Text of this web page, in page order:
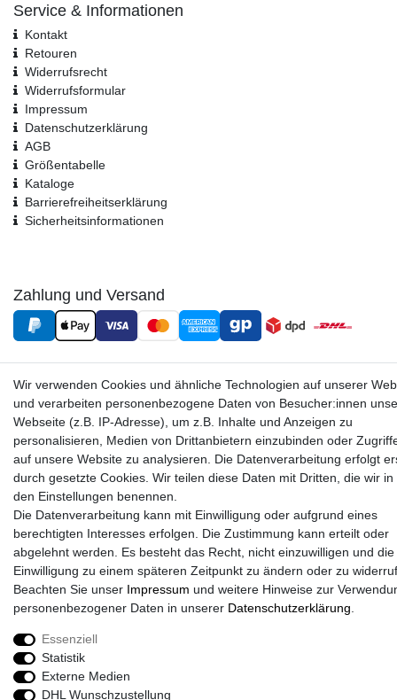
Service & Informationen
Kontakt
Retouren
Widerrufsrecht
Widerrufs­formular
Impressum
Daten­schutz­erklärung
AGB
Größentabelle
Kataloge
Barrierefreiheitserklärung
Sicherheitsinformationen
Zahlung und Versand
Sport-Versand24 Community
Sport-Versand24 Team Fan-Shop´s & Partner
Wir verwenden Cookies und ähnliche Technologien auf unserer
und verarbeiten personenbezogene Daten von Besucher:innen
Webseite (z.B. IP-Adresse), um z.B. Inhalte und Anzeigen zu
personalisieren, Medien von Drittanbietern einzubinden oder
auf unsere Website zu analysieren. Die Datenverarbeitung erfolgt
durch gesetzte Cookies. Wir teilen diese Daten mit Dritten, die wir in
den Einstellungen benennen.
Die Datenverarbeitung kann mit Einwilligung oder aufgrund eines
berechtigten Interesses erfolgen. Die Zustimmung kann erteilt oder
abgelehnt werden. Es besteht das Recht, nicht einzuwilligen und die
Einwilligung zu einem späteren Zeitpunkt zu ändern oder zu
Beachten Sie unser Impressum und weitere Hinweise zur
personenbezogener Daten in unserer Daten­schutz­erklärung
Essenziell
Statistik
Externe Medien
DHL Wunschzustellung